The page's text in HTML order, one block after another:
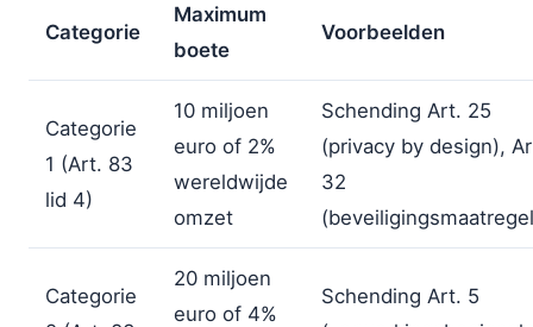
Categorie
Maximum
boete
Voorbeelden
Categorie
1 (Art. 83
lid 4)
10 miljoen
euro of 2%
wereldwijde
omzet
Schending Art. 25
(privacy by design),
32
Categorie
20 miljoen
euro of 4%
Schending Art. 5